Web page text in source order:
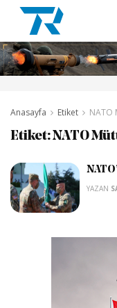
Anasayfa Etiket NATO
Etiket:NATO
YAZAN